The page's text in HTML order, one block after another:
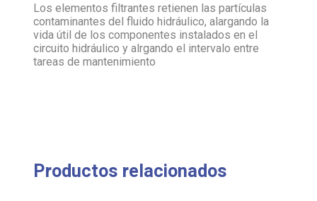
Los elementos filtrantes retienen las partículas
contaminantes del fluido hidráulico, alargando la
vida útil de los componentes instalados en el
circuito hidráulico y alrgando el intervalo entre
tareas de mantenimiento
Productos relacionados